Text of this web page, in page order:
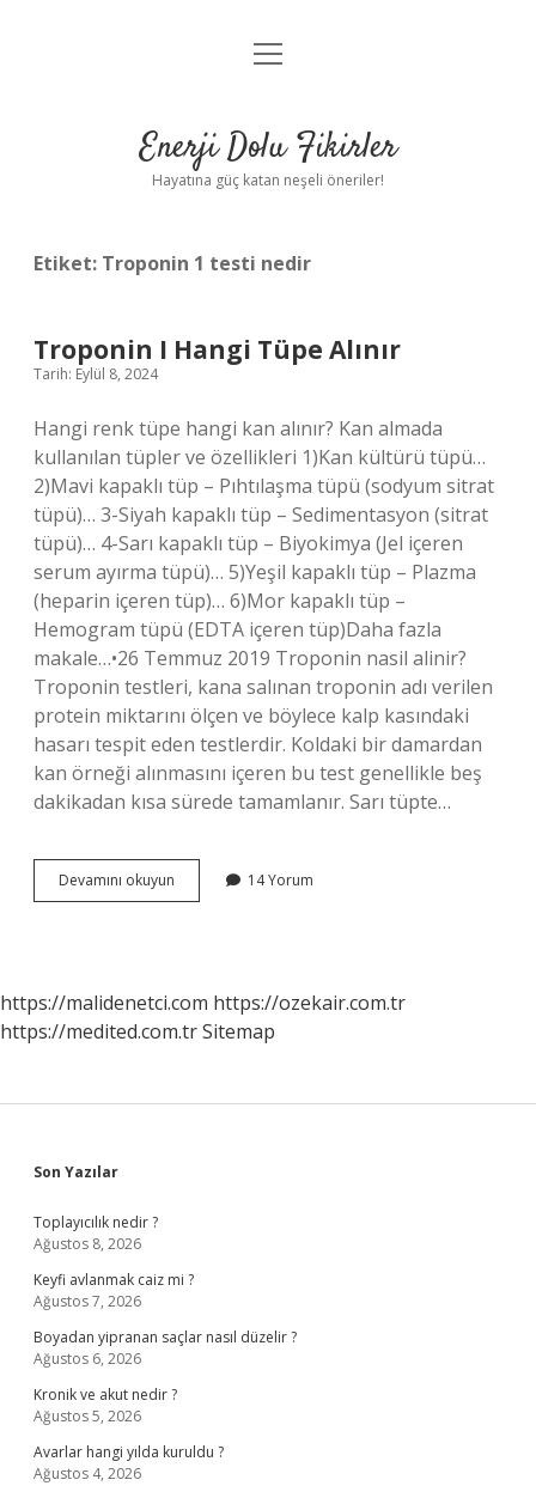
Anasayfa
Yasal Uyarı
menüyü
Enerji Dolu Fikirler
Hayatına güç katan neşeli öneriler!
Etiket: Troponin 1 testi nedir
Troponin I Hangi Tüpe Alınır
Tarih: Eylül 8, 2024
Hangi renk tüpe hangi kan alınır? Kan almada
kullanılan tüpler ve özellikleri 1)Kan kültürü tüpü…
2)Mavi kapaklı tüp – Pıhtılaşma tüpü (sodyum sitrat
tüpü)… 3-Siyah kapaklı tüp – Sedimentasyon (sitrat
tüpü)… 4-Sarı kapaklı tüp – Biyokimya (Jel içeren
serum ayırma tüpü)… 5)Yeşil kapaklı tüp – Plazma
(heparin içeren tüp)… 6)Mor kapaklı tüp –
Hemogram tüpü (EDTA içeren tüp)Daha fazla
makale…•26 Temmuz 2019 Troponin nasil alinir?
Troponin testleri, kana salınan troponin adı verilen
protein miktarını ölçen ve böylece kalp kasındaki
hasarı tespit eden testlerdir. Koldaki bir damardan
kan örneği alınmasını içeren bu test genellikle beş
dakikadan kısa sürede tamamlanır. Sarı tüpte…
Devamını okuyun Troponin
I
14 Yorum
https://malidenetci.com https://ozekair.com.tr
https://medited.com.trSitemap
Sidebar
Son Yazılar
Toplayıcılık nedir ?
Ağustos 8, 2026
Keyfi avlanmak caiz mi ?
Ağustos 7, 2026
Boyadan yipranan saçlar nasıl düzelir ?
Ağustos 6, 2026
Kronik ve akut nedir ?
Ağustos 5, 2026
Avarlar hangi yılda kuruldu ?
Ağustos 4, 2026